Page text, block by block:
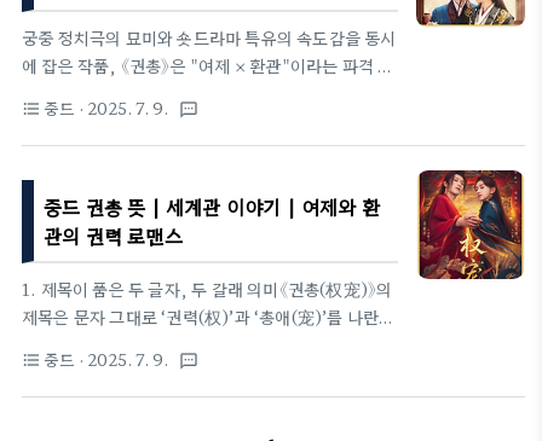
궁중 정치극의 묘미와 숏드라마 특유의 속도감을 동시
에 잡은 작품, 《권총》은 "여제 × 환관"이라는 파격 조
고 굵은 전개 속에 숨은 권력의 역학과 인간적인 총애
는, 그 자체로 360분짜리 대하드라마를 농축한 농도
높은 서사입니다. 지금부터 작품을 더 깊이 즐기기 위
한 핵심 정보를 차근차근 정리해 드립니다.1. 정보 원
제·국문 표기: 权宠 / 권총장르: 궁중 정치 로맨스, 숏
폼 시대극제작·연출: 장지위(張之微) 감독편성: 텐센
트비디오 10분극장(중국 기준 2025.04.17 공개, 회
당 15분·총 24화)한국판: 8부작(회당 약 45분) 편집
TV 동시 스트리밍(FHD)등급: 15세 이상 시청가..
format_list_bulleted 중드 · 2025. 7. 9. textsms
중드 권총 뜻 | 세계관 이야기 | 여제와 환
관의 권력 로맨스
1. 제목이 품은 두 글자, 두 갈래 의미《권총(权宠)》의
제목은 문자 그대로 ‘권력(权)’과 ‘총애(宠)’를 나란히
좇는 인간의 욕망.宠 ― 군주의 신임·은혜이자 때로
는 정치적 보호막이 되는 애정.두 글자가 결합하면서
format_list_bulleted 중드 · 2025. 7. 9. textsms